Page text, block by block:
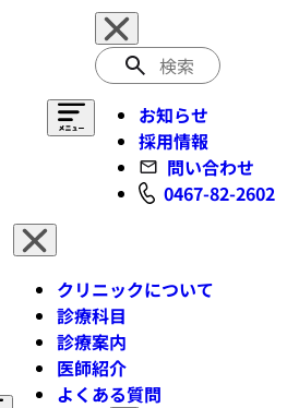
検
索
お知らせ
採用情報
問い合わせ
0467-82-2602
クリニックについて
診療科目
診療案内
医師紹介
よくある質問